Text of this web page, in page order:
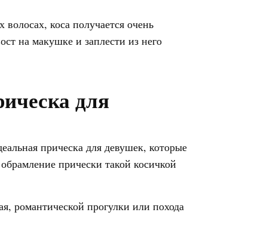
коса получается очень
на макушке и заплести из него
для
прическа для девушек, которые
прически такой косичкой
романтической прогулки или похода